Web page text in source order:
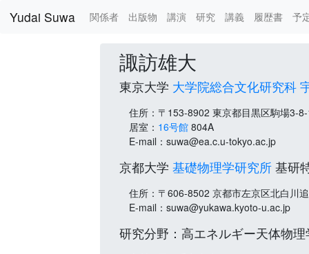
Yudai Suwa 関係者 出版物 講演 研究 講義 履歴書 予
諏訪雄大
東京大学 大学院総合文化研究科
住所：〒153-8902 東京都目黒区駒場3-
居室： 16号館 804A
E-mail：suwa@ea.c.u-tokyo.ac.jp
京都大学 基礎物理学研究所 基研
住所：〒606-8502 京都市左京区北白川
E-mail：suwa@yukawa.kyoto-u.ac.jp
研究分野：高エネルギー天体物理